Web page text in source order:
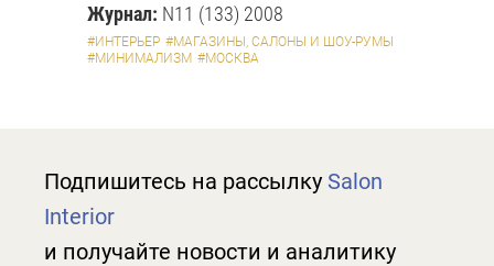
Журнал: N11 (133) 2008
#ИНТЕРЬЕР #МАГАЗИНЫ, САЛОНЫ И ШОУ-РУМЫ
#МИНИМАЛИЗМ #МОСКВА
Подпишитесь на рассылку Salon
Interior
и получайте новости и аналитику